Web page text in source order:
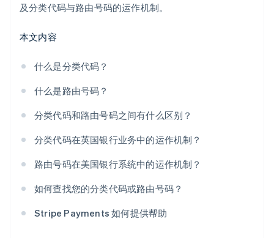
及分类代码与路由号码的运作机制。
本文内容
什么是分类代码？
什么是路由号码？
分类代码和路由号码之间有什么区别？
分类代码在英国银行业务中的运作机制？
路由号码在美国银行系统中的运作机制？
如何查找您的分类代码或路由号码？
Stripe Payments 如何提供帮助